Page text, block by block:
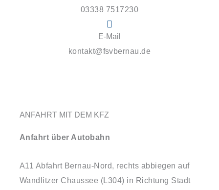
03338 7517230
E-Mail
kontakt@fsvbernau.de
ANFAHRT MIT DEM KFZ
Anfahrt über Autobahn
A11 Abfahrt Bernau-Nord, rechts abbiegen auf
Wandlitzer Chaussee (L304) in Richtung Stadt